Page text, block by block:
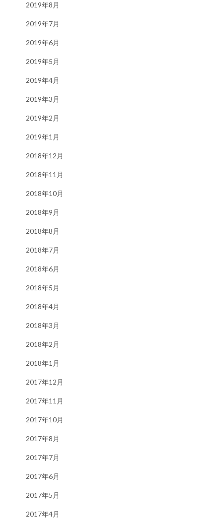
2019年8月
2019年7月
2019年6月
2019年5月
2019年4月
2019年3月
2019年2月
2019年1月
2018年12月
2018年11月
2018年10月
2018年9月
2018年8月
2018年7月
2018年6月
2018年5月
2018年4月
2018年3月
2018年2月
2018年1月
2017年12月
2017年11月
2017年10月
2017年8月
2017年7月
2017年6月
2017年5月
2017年4月